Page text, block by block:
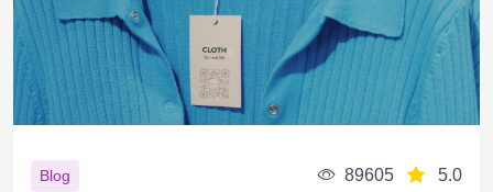
Blog 89605 5.0